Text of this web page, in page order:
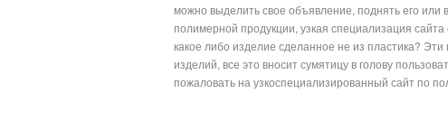
можно выделить свое объявление, поднять его
полимерной продукции, узкая специализация
какое либо изделие сделанное не из пластика?
изделий, все это вносит сумятицу в голову
пожаловать на